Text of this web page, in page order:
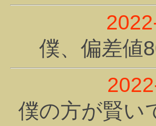
僕、偏差値
僕の方が賢い